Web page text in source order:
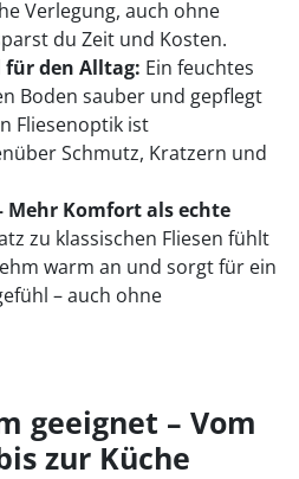
Verlegung, auch ohne
du Zeit und Kosten.
für den Alltag: Ein feuchtes
Boden sauber und gepflegt
Fliesenoptik ist
Schmutz, Kratzern und
Mehr Komfort als echte
zu klassischen Fliesen fühlt
warm an und sorgt für ein
– auch ohne
geeignet – Vom
zur Küche